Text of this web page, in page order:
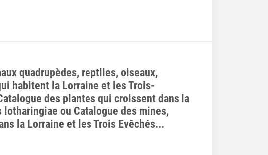
quadrupèdes, reptiles, oiseaux,
habitent la Lorraine et les Trois-
des plantes qui croissent dans la
ou Catalogue des mines,
la Lorraine et les Trois Evêchés...